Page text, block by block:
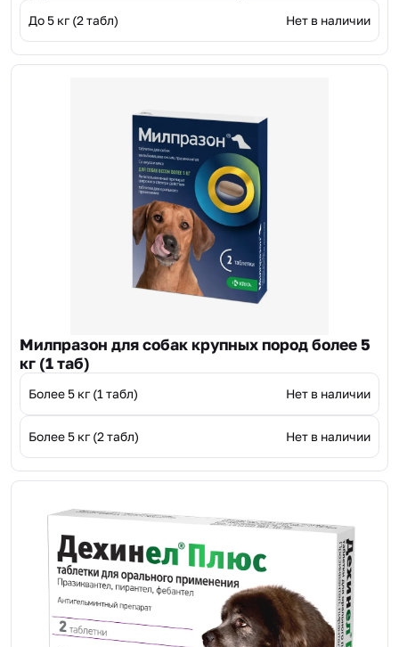
До 5 кг (2 табл) Нет в наличии
Милпразон для собак крупных пород более 5
кг (1 таб)
Более 5 кг (1 табл) Нет в наличии
Более 5 кг (2 табл) Нет в наличии